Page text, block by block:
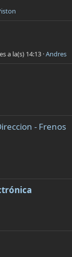
a la(s) 14:13 Andres
- Frenos